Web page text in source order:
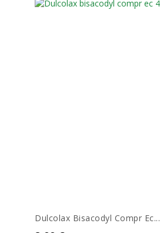
Dulcolax Bisacodyl Compr Ec...